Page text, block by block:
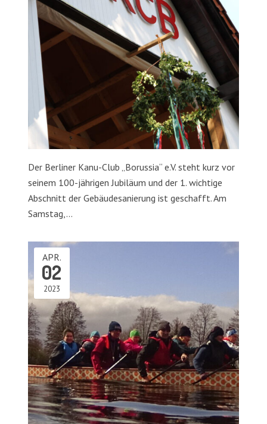
Der Berliner Kanu-Club „Borussia“ e.V. steht kurz vor
seinem 100-jährigen Jubiläum und der 1. wichtige
Abschnitt der Gebäudesanierung ist geschafft. Am
Samstag,…
APR.
02
2023